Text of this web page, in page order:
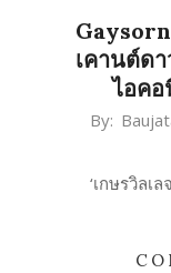
เคานต์ด
ไอคอ
2025-
By:
‘เกษรวิลเ